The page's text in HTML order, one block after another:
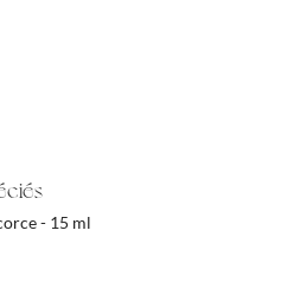
- 15 ml